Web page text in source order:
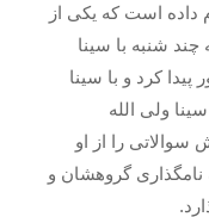
داده است که یکی از
در برنامه چند شنبه با سینا
کرد و با سینا
ولی الله
سوالاتی را از او
نامگذاری گروهشان و